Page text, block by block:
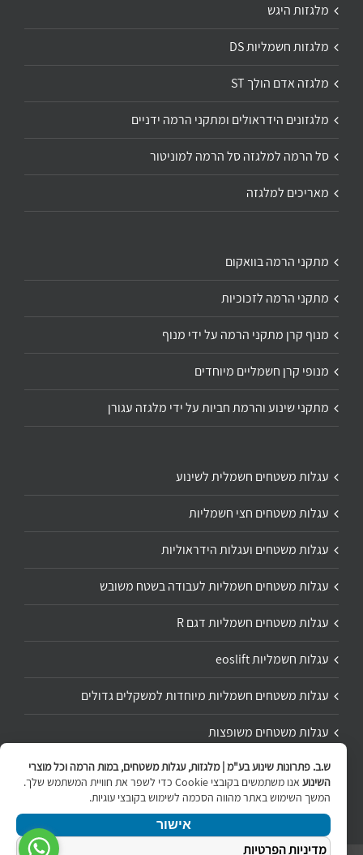
מלגזות היגש
מלגזות חשמליות DS
מלגזה אדם הולך ST
מלגזונים הידראולים ומתקני הרמה ידניים
סל הרמה למלגזה סל הרמה למוניטור
מאריכים למלגזה
מתקני הרמה בוואקום
מתקני הרמה לזכוכיות
מנוף קרן מתקני הרמה על ידי מנוף
מנופי קרן חשמליים מיוחדים
מתקני שינוע והרמת חביות על ידי מלגזה עגורן
עגלות משטחים חשמלית לשינוע
עגלות משטחים חצי חשמליות
עגלות משטחים ועגלות הידראוליות
עגלות משטחים חשמליות לעבודה בשטח משובש
עגלות משטחים חשמליות דגם R
עגלות חשמליות eoslift
עגלות משטחים חשמליות מיוחדות למשקלים גדולים
עגלות משטחים משופצות
תיקון ושיפוץ עגלת משטחים
ש.ב. פתרונות שינוע בע"מ | מלגזות, עגלות משטחים, במות הרמה וכל מוצרי
השינוע
אנו משתמשים בקובצי Cookie כדי לשפר את חוויית המשתמש שלך.
המשך השימוש באתר מהווה הסכמה לשימוש בקובצי עוגיות.
אישור
מדיניות הפרטיות